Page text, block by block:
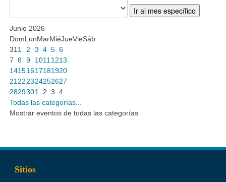
Ir al mes específico
Junio 2026
DomLunMarMiéJueVieSáb
31 1 2 3 4 5 6
7 8 9 1011 1213
14151617181920
21 222324252627
2829301 2 3 4
Todas las categorías...
Mostrar eventos de todas las categorías
Sitios